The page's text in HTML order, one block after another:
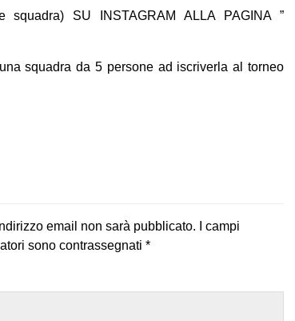
SU INSTAGRAM ALLA PAGINA ”
squadra da 5 persone ad iscriverla al torneo
email non sarà pubblicato.
I campi
sono contrassegnati *